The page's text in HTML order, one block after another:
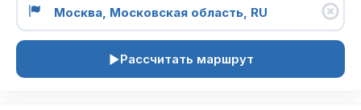
Рассчитать маршрут